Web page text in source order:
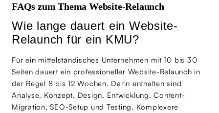
FAQs zum Thema Website-Relaunch
Wie lange dauert ein Website-
Relaunch für ein KMU?
Für ein mittelständisches Unternehmen mit 10 bis 30
Seiten dauert ein professioneller Website-Relaunch in
der Regel 8 bis 12 Wochen. Darin enthalten sind
Analyse, Konzept, Design, Entwicklung, Content-
Migration, SEO-Setup und Testing. Komplexere